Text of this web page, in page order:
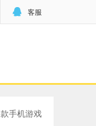
 客服
款手机游戏